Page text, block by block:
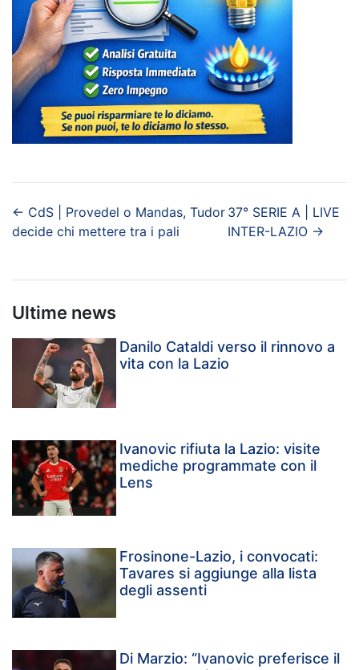
← CdS | Provedel o Mandas, Tudor
decide chi mettere tra i pali
37° SERIE A | LIVE
INTER-LAZIO →
Ultime news
Danilo Cataldi verso il rinnovo a
vita con la Lazio
Ivanovic rifiuta la Lazio: visite
mediche programmate con il
Lens
Frosinone-Lazio, i convocati:
Tavares si aggiunge alla lista
degli assenti
Di Marzio: “Ivanovic preferisce il